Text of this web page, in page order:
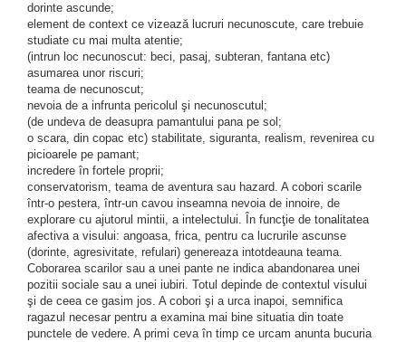
dorinte ascunde;
element de context ce vizează lucruri necunoscute, care trebuie
studiate cu mai multa atentie;
(intrun loc necunoscut: beci, pasaj, subteran, fantana etc)
asumarea unor riscuri;
teama de necunoscut;
nevoia de a infrunta pericolul şi necunoscutul;
(de undeva de deasupra pamantului pana pe sol;
o scara, din copac etc) stabilitate, siguranta, realism, revenirea cu
picioarele pe pamant;
incredere în fortele proprii;
conservatorism, teama de aventura sau hazard. A cobori scarile
într-o pestera, într-un cavou inseamna nevoia de innoire, de
explorare cu ajutorul mintii, a intelectului. În funcţie de tonalitatea
afectiva a visului: angoasa, frica, pentru ca lucrurile ascunse
(dorinte, agresivitate, refulari) genereaza intotdeauna teama.
Coborarea scarilor sau a unei pante ne indica abandonarea unei
pozitii sociale sau a unei iubiri. Totul depinde de contextul visului
şi de ceea ce gasim jos. A cobori şi a urca inapoi, semnifica
ragazul necesar pentru a examina mai bine situatia din toate
punctele de vedere. A primi ceva în timp ce urcam anunta bucuria